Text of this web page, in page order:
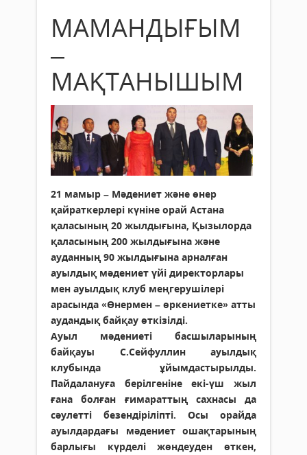
МАМАНДЫҒЫМ
–
МАҚТАНЫШЫМ
21 мамыр – Мәдениет және өнер
қайраткерлері күніне орай Астана
қаласының 20 жылдығына, Қызылорда
қаласының 200 жылдығына және
ауданның 90 жылдығына арналған
ауылдық мәдениет үйі директорлары
мен ауылдық клуб меңгерушілері
арасында «Өнермен – өркениетке» атты
аудандық байқау өткізілді.
Ауыл мәдениеті басшыларының
байқауы С.Сейфуллин ауылдық
клубында ұйымдастырылды.
Пайдалануға берілгеніне екі-үш жыл
ғана болған ғимараттың сахнасы да
сәулетті безендіріліпті. Осы орайда
ауылдардағы мәдениет ошақтарының
барлығы күрделі жөндеуден өткен,